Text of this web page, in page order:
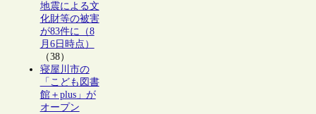
地震による文
化財等の被害
が83件に（8
月6日時点）
（38）
寝屋川市の
「こども図書
館＋plus」が
オープン